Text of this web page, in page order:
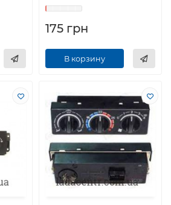
175 грн
В корзину